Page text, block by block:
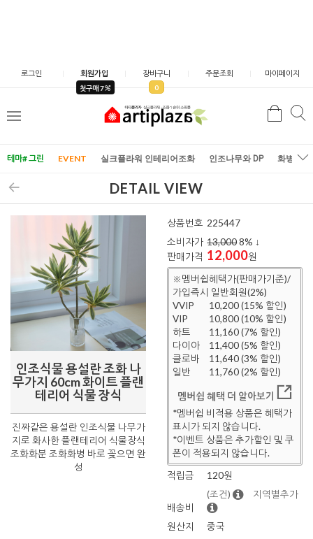
로그인 회원가입
첫구매 7
장바구니
0
주문조회 마이페이지
메
검
테마# 그린 EVENT 실크플라워 인테리어조화 인조나무와 DP 화병/화
DETAIL VIEW
인조식물 용설란 조화 나
무가지 60cm 화이트 플랜
테리어 식물 장식
진짜같은 용설란 인조식물 나무가
지로 화사한 플랜테리어 식물장식
조화화분 조화화병 바로 꽂으면 완
성
상품번호 225447
소비자가 13,0008% ↓
판매가격 12,000원
※멤버쉽혜택가(판매가기준)/
가입즉시 일반회원(2%)
VVIP
10,200 (15% 할인)
VIP
10,800 (10% 할인)
하트
11,160 (7% 할인)
다이아
11,400 (5% 할인)
클로바
11,640 (3% 할인)
일반
11,760 (2% 할인)
멤버쉽 혜택 더 알아보기
*멤버쉽 비적용 상품은 혜택가
표시가 되지 않습니다.
*이벤트 상품은 추가할인 및 쿠
폰이 적용되지 않습니다.
적립금
120원
배송비
(조건) 지역별추가
원산지 중국